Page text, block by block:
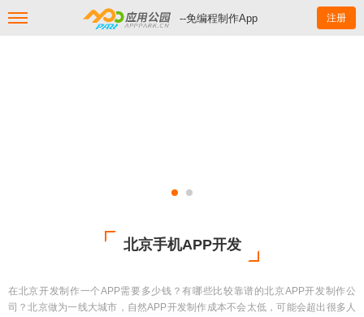
--免编程制作App 注册
北京手机APP开发
在北京开发制作一个APP需要多少钱？有哪些比较靠谱的北京APP开发制作公
司？北京做为一线大城市，自然APP开发制作成本不会太低，可能会超出很多人